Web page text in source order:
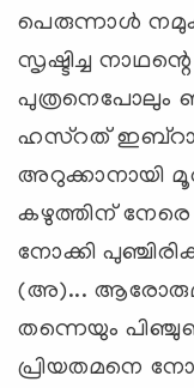
പെരുന്നാള്‍
സൃഷ്ടിച്ച
പുത്രനെപോലും
ഹസ്റത്
അറുക്കാനായി
കഴുത്തിന് നേരെ
നോക്കി
(അ)...
തന്നെയും
പ്രിയതമനെ